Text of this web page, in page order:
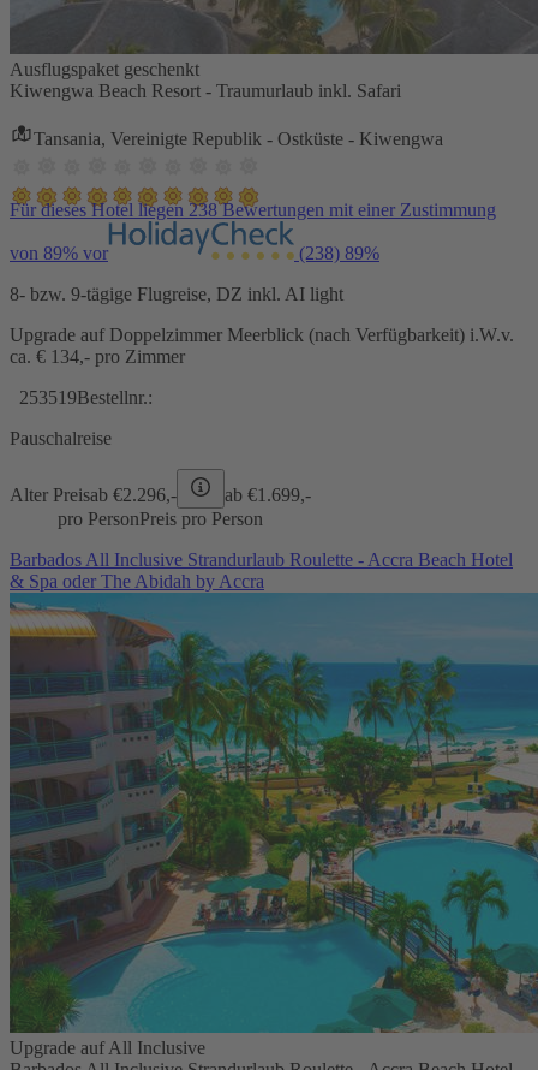
Ausflugspaket geschenkt
Kiwengwa Beach Resort - Traumurlaub inkl. Safari
Tansania, Vereinigte Republik - Ostküste - Kiwengwa
Für dieses Hotel liegen 238 Bewertungen mit einer Zustimmung
von 89% vor (238) 89%
8- bzw. 9-tägige Flugreise, DZ inkl. AI light
Upgrade auf Doppelzimmer Meerblick (nach Verfügbarkeit) i.W.v.
ca. € 134,- pro Zimmer
253519Bestellnr.:
Pauschalreise
Alter Preisab €2.296,- ab €1.699,-
pro PersonPreis pro Person
Barbados All Inclusive Strandurlaub Roulette - Accra Beach Hotel
& Spa oder The Abidah by Accra
Upgrade auf All Inclusive